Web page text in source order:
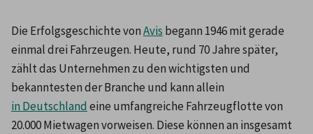
Die Erfolgsgeschichte von Avis begann 1946 mit gerade
einmal drei Fahrzeugen. Heute, rund 70 Jahre später,
zählt das Unternehmen zu den wichtigsten und
bekanntesten der Branche und kann allein
in Deutschland eine umfangreiche Fahrzeugflotte von
20.000 Mietwagen vorweisen. Diese können an insgesamt